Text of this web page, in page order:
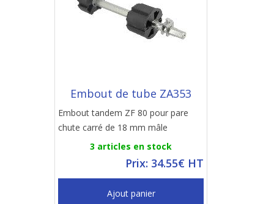
Embout de tube ZA353
Embout tandem ZF 80 pour pare
chute carré de 18 mm mâle
3 articles en stock
Prix: 34.55€ HT
Ajout panier